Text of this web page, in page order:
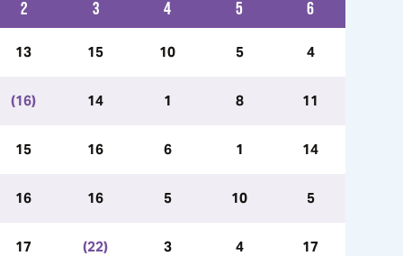
2 3 4 5 6
13 15 10 5 4
(16) 14 1 8 11
15 16 6 1 14
16 16 5 10 5
17 (22) 3 4 17